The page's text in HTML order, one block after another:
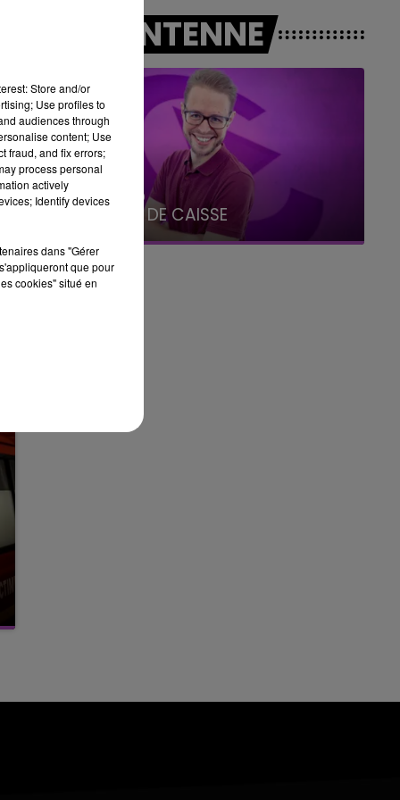
LA FAMILLE
A L'ANTENNE
10h00 - 14h00
LE TICKET DE CAISSE
Store and/or
Use profiles to
audiences through
content; Use
fraud, and fix errors;
process personal
actively
Identify devices
dans "Gérer
que pour
cookies" situé en